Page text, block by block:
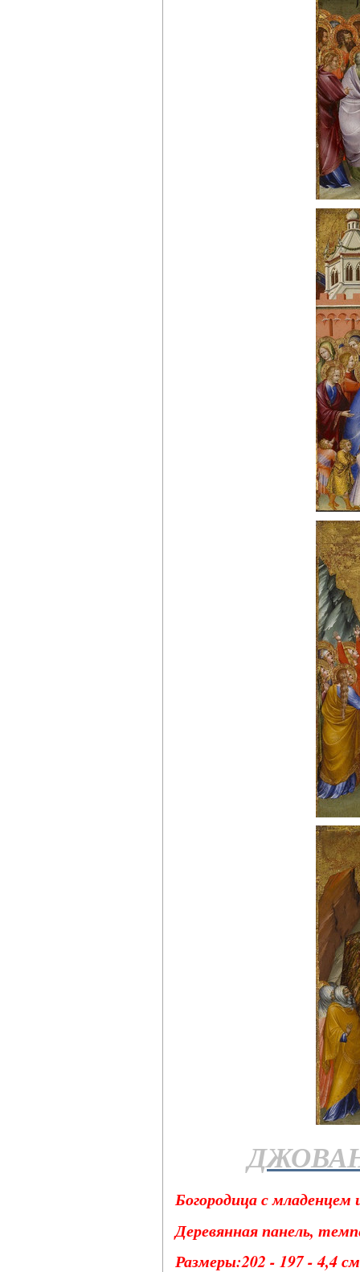
Богородица с младенцем
Деревянная панель,
Размеры:202 - 197 - 4,4